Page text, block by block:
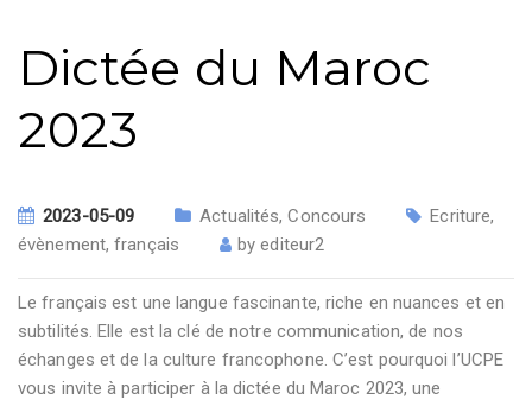
Dictée du Maroc
2023
2023-05-09 Actualités,Concours Ecriture,
évènement,français byediteur2
Le français est une langue fascinante, riche en nuances et en
subtilités. Elle est la clé de notre communication, de nos
échanges et de la culture francophone. C’est pourquoi l’UCPE
vous invite à participer à la dictée du Maroc 2023, une